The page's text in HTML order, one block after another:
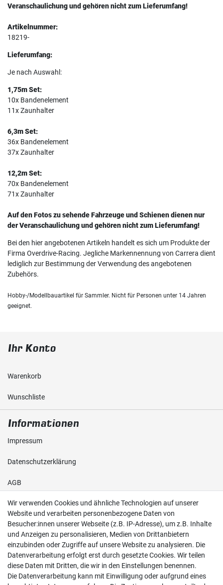
Veranschaulichung und gehören nicht zum Lieferumfang!
Artikelnummer:
18219-
Lieferumfang:
Je nach Auswahl:
1,75m Set:
10x Bandenelement
11x Zaunhalter
6,3m Set:
36x Bandenelement
37x Zaunhalter
12,2m Set:
70x Bandenelement
71x Zaunhalter
Auf den Fotos zu sehende Fahrzeuge und Schienen dienen nur
der Veranschaulichung und gehören nicht zum Lieferumfang!
Bei den hier angebotenen Artikeln handelt es sich um Produkte der
Firma Overdrive-Racing. Jegliche Markennennung von Carrera dient
lediglich zur Bestimmung der Verwendung des angebotenen
Zubehörs.
Hobby-/Modellbauartikel für Sammler. Nicht für Personen unter 14 Jahren
geeignet.
Ihr Konto
Warenkorb
Wunschliste
Informationen
Impressum
Daten­schutz­erklärung
AGB
Shop
Kontakt
Versand & Zahlung
Widerrufs­recht
Wir verwenden Cookies und ähnliche Technologien auf unserer
Website und verarbeiten personenbezogene Daten von
Besucher:innen unserer Webseite (z.B. IP-Adresse), um z.B. Inhalte
und Anzeigen zu personalisieren, Medien von Drittanbietern
einzubinden oder Zugriffe auf unsere Website zu analysieren. Die
Datenverarbeitung erfolgt erst durch gesetzte Cookies. Wir teilen
diese Daten mit Dritten, die wir in den Einstellungen benennen.
Die Datenverarbeitung kann mit Einwilligung oder aufgrund eines